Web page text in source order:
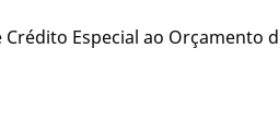
Especial ao Orçamento